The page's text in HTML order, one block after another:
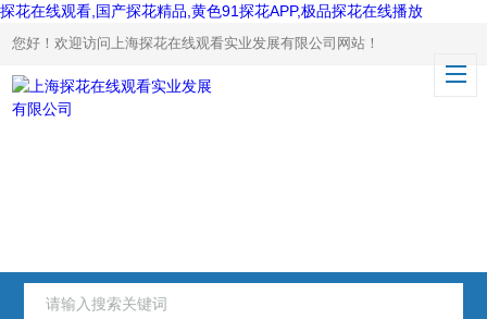
探花在线观看,国产探花精品,黄色91探花APP,极品探花在线播放
您好！欢迎访问上海探花在线观看实业发展有限公司网站！